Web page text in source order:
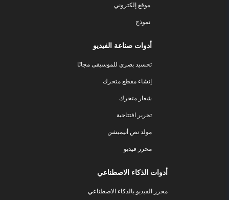
موقع إلكتروني
نموذج
أدوات صناعة الفيديو
تجسيد بصري للموسيقى مجانًا
إنشاء مقطع متحرك
شعار متحرك
تحرير افتتاحية
مولد نص أنيميشن
محرر فيديو
أدوات الذكاء الاصطناعي
محرر الفيديو بالذكاء الاصطناعي